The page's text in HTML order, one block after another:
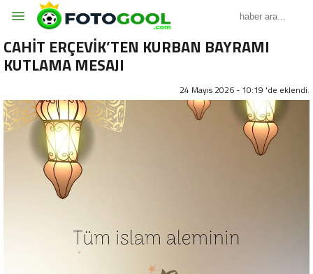
CAHİT ERÇEVİK’TEN KURBAN BAYRAMI
KUTLAMA MESAJI
24 Mayıs 2026 - 10:19 'de eklendi.